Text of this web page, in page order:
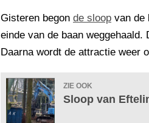
Gisteren begon de sloop van de
einde van de baan
Daarna wordt de attractie weer
ZIE OOK
Sloop van